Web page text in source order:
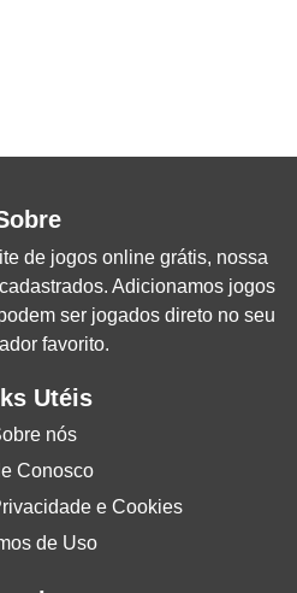
de jogos online grátis, nossa
Adicionamos jogos
ser jogados direto no seu
favorito.
Utéis
nós
Conosco
e Cookies
de Uso